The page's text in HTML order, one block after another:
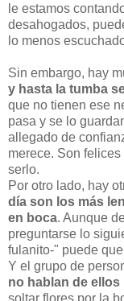
le estamos
desahogados,
lo menos
Sin embargo, hay
y hasta la tumba
que no tienen ese
pasa y se lo
allegado de
merece. Son
serlo.
Por otro lado, hay
día son los más
en boca. Aunque
preguntarse lo
fulanito-" puede
Y el grupo de
no hablan de
soltar flores por la